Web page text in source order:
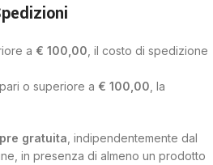
a € 100,00 , il costo di spedizione
o superiore a € 100,00 , la
gratuita , indipendentemente dal
in presenza di almeno un prodotto